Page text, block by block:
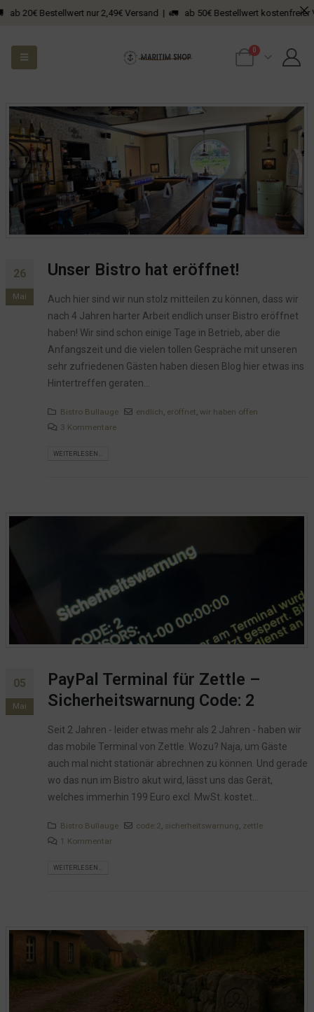
nur 2,49€ Versand | 🚛 ab 50€ Bestellwert kostenfreier Versand
0
26
Mai
Unser Bistro hat eröffnet!
Auch hier sind wir nun stolz mitteilen zu können, dass wir
nach 4 Jahren harter Arbeit endlich unser Bistro eröffnet
haben! Wir sind schon einige Tage in Betrieb, aber die
Anfangszeit und die vielen tollen Gespräche mit unseren
sehr zufriedenen Gästen haben diesen Blog hier etwas ins
Hintertreffen geraten...
Bistro Bullauge endlich, eröffnet,wir haben offen
3 Kommentare
WEITERLESEN...
05
Mai
PayPal Terminal für Zettle –
Sicherheitswarnung Code: 2
Seit 2 Jahren - leider etwas mehr als 2 Jahren - haben wir
das mobile Terminal von Zettle. Wozu? Naja, um Gäste
auch mal nicht stationär abrechnen zu können. Und gerade
wo das nun im Bistro akut wird, lässt uns das Gerät,
welches immerhin 199 Euro excl. MwSt. kostet...
Bistro Bullauge code:2, sicherheitswarnung, zettle
1 Kommentar
WEITERLESEN...